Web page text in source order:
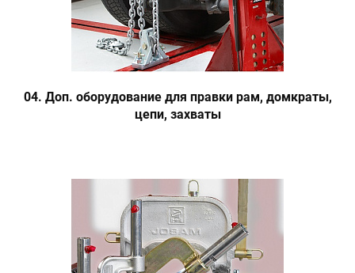
04. Доп. оборудование для правки рам, домкраты,
цепи, захваты